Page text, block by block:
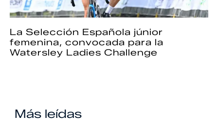
La Selección Española júnior
femenina, convocada para la
Watersley Ladies Challenge
Más leídas